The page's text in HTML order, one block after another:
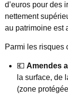
d’euros pour des
nettement
au patrimoine est
Parmi les risques
💶 Amendes
la surface, de
(zone